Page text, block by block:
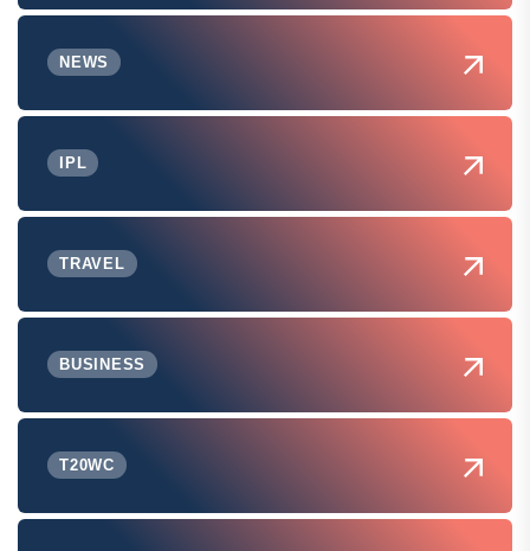
NEWS
IPL
TRAVEL
BUSINESS
T20WC